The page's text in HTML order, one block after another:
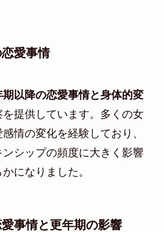
愛事情
期以降の恋愛事情と身体的変
提供しています。多くの女
情の変化を経験しており、
シップの頻度に大きく影響
になりました。
事情と更年期の影響